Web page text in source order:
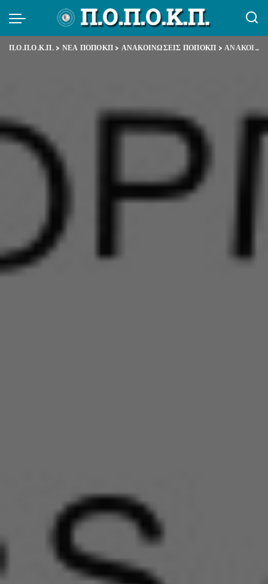
Π.Ο.Π.Ο.Κ.Π.> ΝΕΑ ΠΟΠΟΚΠ > ΑΝΑΚΟΙΝΩΣΕΙΣ ΠΟΠΟΚΠ >ΑΝΑΚΟΙΝΩΣΗ ΚΑΤΑΓΓΕΛΙΑ ΣΤΗΝ ΤΡΟΠΟΛΟΓΙΑ ΧΑΤΖΗΔΑΚΗ